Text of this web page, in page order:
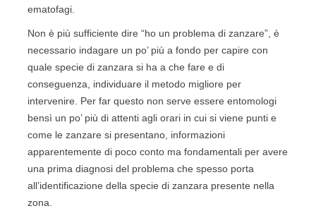
ematofagi.
Non è più sufficiente dire “ho un problema di zanzare”, è
necessario indagare un po’ più a fondo per capire con
quale specie di zanzara si ha a che fare e di
conseguenza, individuare il metodo migliore per
intervenire. Per far questo non serve essere entomologi
bensì un po’ più di attenti agli orari in cui si viene punti e
come le zanzare si presentano, informazioni
apparentemente di poco conto ma fondamentali per avere
una prima diagnosi del problema che spesso porta
all’identificazione della specie di zanzara presente nella
zona.